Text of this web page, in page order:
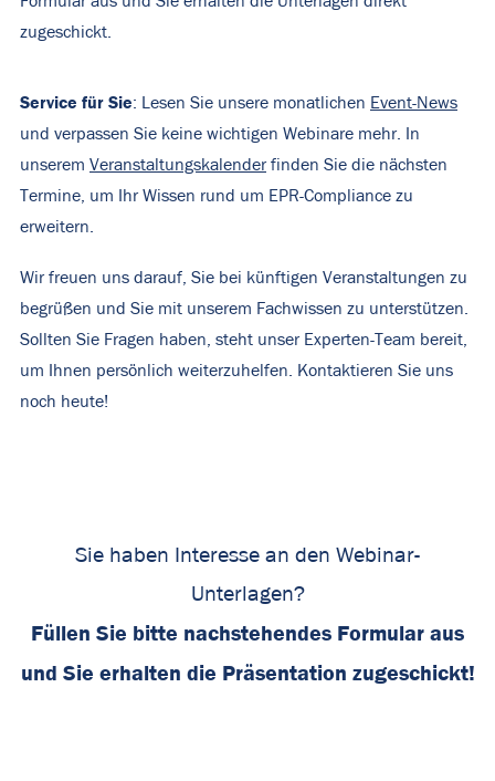
zugeschickt.
Service für Sie: Lesen Sie unsere monatlichen Event-News
und verpassen Sie keine wichtigen Webinare mehr. In
unserem Veranstaltungskalender finden Sie die nächsten
Termine, um Ihr Wissen rund um EPR-Compliance zu
erweitern.
Wir freuen uns darauf, Sie bei künftigen Veranstaltungen zu
begrüßen und Sie mit unserem Fachwissen zu unterstützen.
Sollten Sie Fragen haben, steht unser Experten-Team bereit,
um Ihnen persönlich weiterzuhelfen. Kontaktieren Sie uns
noch heute!
Sie haben Interesse an den Webinar-
Unterlagen?
Füllen Sie bitte nachstehendes Formular aus
und Sie erhalten die Präsentation zugeschickt!